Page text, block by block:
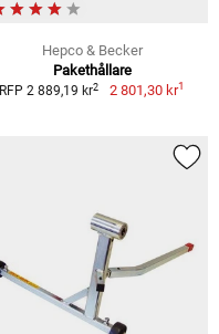
Hepco & Becker
Pakethållare
RFP 2 889,19 kr2 2 801,30 kr1